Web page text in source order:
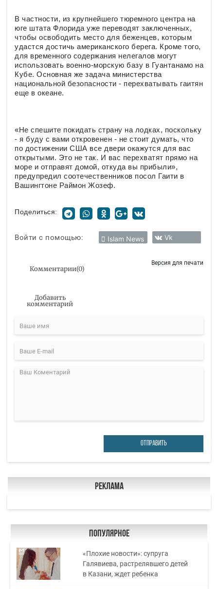
В частности, из крупнейшего тюремного центра на
юге штата Флорида уже переводят заключенных,
чтобы освободить место для беженцев, которым
удастся достичь американского берега. Кроме того,
для временного содержания нелегалов могут
использовать военно-морскую базу в Гуантанамо на
Кубе. Основная же задача министерства
национальной безопасности - перехватывать гаитян
еще в океане.
«Не спешите покидать страну на лодках, поскольку
- я буду с вами откровенен - не стоит думать, что
по достижении США все двери окажутся для вас
открытыми. Это не так. И вас перехватят прямо на
море и отправят домой, откуда вы прибыли»,
предупредил соотечественников посол Гаити в
Вашингтоне Раймон Жозеф.
Поделиться:
Войти с помощью: Islam News Vk
Комментарии(0)
Версия для печати
Добавить
комментарий
ОТПРАВИТЬ
Реклама
Популярное
«Плохие новости»: супруга
Галявиева, растрелявшего детей
в Казани, ждет ребенка